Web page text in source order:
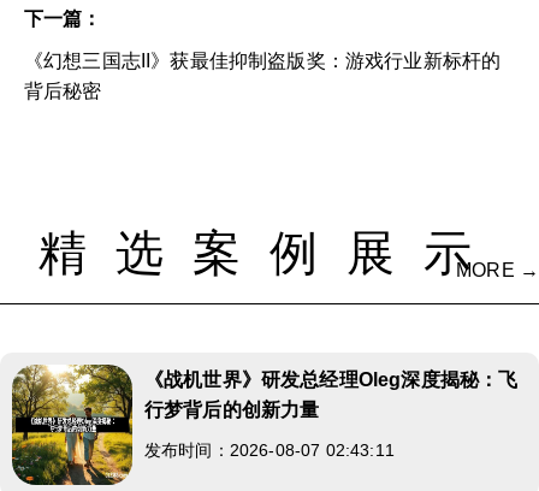
下一篇：
《幻想三国志II》获最佳抑制盗版奖：游戏行业新标杆的
背后秘密
精选案例展示MORE →
《战机世界》研发总经理Oleg深度揭秘：飞
行梦背后的创新力量
发布时间：2026-08-07 02:43:11